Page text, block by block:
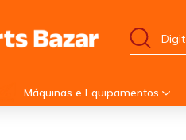
Máquinas e Equipamentos